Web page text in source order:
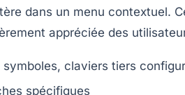
dans un menu contextuel.
appréciée des
symboles, claviers tiers
spécifiques